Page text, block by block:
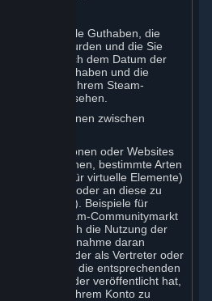
verfallen alle Guthaben, die
wurden und die Sie
Monaten nach dem Datum der
Ihr Guthaben und die
Sie auf Ihrem Steam-
Guthaben einsehen.
Transaktionen zwischen
Funktionen oder Websites
ermöglichen, bestimmte Arten
Lizenzrechte für virtuelle Elemente)
zu erwerben oder an diese zu
Marktplätze“). Beispiele für
sind der Steam-Communitymarkt
Durch die Nutzung der
oder Ihre Teilnahme daran
Namen oder als Vertreter oder
der die entsprechenden
erstellt oder veröffentlicht hat,
von Ihrem Konto zu